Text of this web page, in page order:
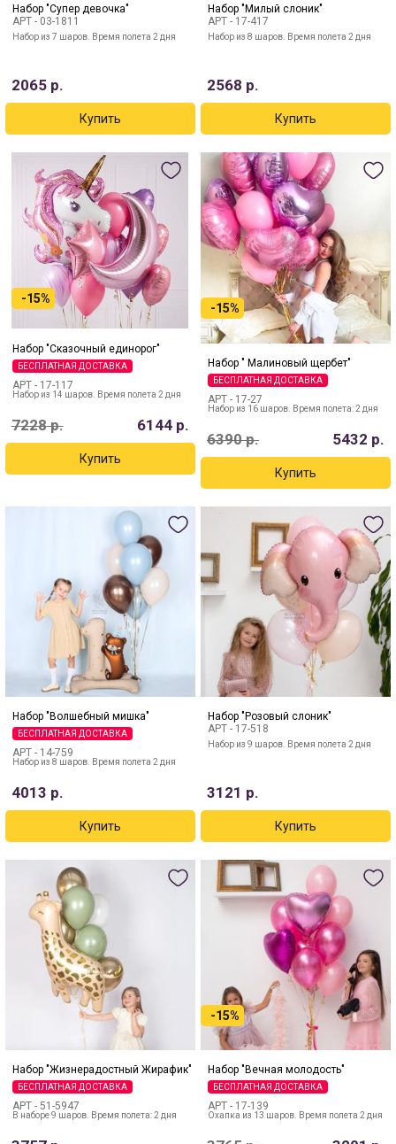
Набор "Супер девочка"
АРТ - 03-1811
Набор из 7 шаров. Время полета 2 дня
2065р.
Набор "Милый слоник"
АРТ - 17-417
Набор из 8 шаров. Время полета 2 дня
2568 р.
-15%
Набор "Сказочный единорог"
БЕСПЛАТНАЯ ДОСТАВКА
АРТ - 17-117
Набор из 14 шаров. Время полета 2 дня
7228р. 6144 р.
-15%
Набор " Малиновый щербет"
БЕСПЛАТНАЯ ДОСТАВКА
АРТ - 17-27
Набор из 16 шаров. Время полета: 2 дня
6390р. 5432 р.
Набор "Волшебный мишка"
БЕСПЛАТНАЯ ДОСТАВКА
АРТ - 14-759
Набор из 8 шаров. Время полета 2 дня
4013 р.
Набор "Розовый слоник"
АРТ - 17-518
Набор из 9 шаров. Время полета 2 дня
3121 р.
Набор "Жизнерадостный Жирафик"
БЕСПЛАТНАЯ ДОСТАВКА
АРТ - 51-5947
В наборе 9 шаров. Время полета: 2 дня
-15%
Набор "Вечная молодость"
БЕСПЛАТНАЯ ДОСТАВКА
АРТ - 17-139
Охапка из 13 шаров. Время полета 2 дня